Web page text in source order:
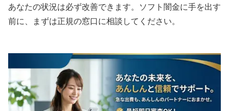
あなたの状況は必ず改善できます。ソフト闇金に手を出す
前に、まずは正規の窓口に相談してください。